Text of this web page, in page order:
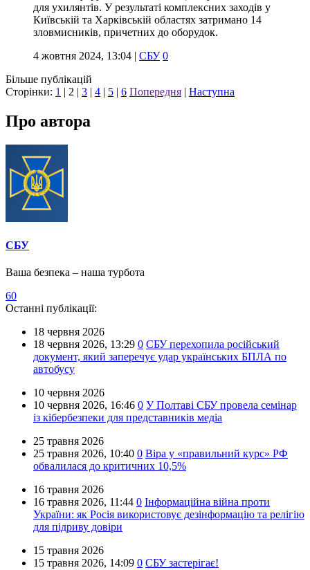
для ухилянтів. У результаті комплексних заходів у
Київській та Харківській областях затримано 14
зловмисників, причетних до оборудок.
4 жовтня 2024, 13:04 | СБУ 0
Більше публікацій
Сторінки: 1 | 2 | 3 | 4 | 5 | 6 Попередня | Наступна
Про автора
СБУ
Ваша безпека – наша турбота
60
Останні публікації:
18 червня 2026
18 червня 2026, 13:29 0 СБУ перехопила російський
документ, який заперечує удар українських БПЛА по
автобусу
10 червня 2026
10 червня 2026, 16:46 0 У Полтаві СБУ провела семінар
із кібербезпеки для представників медіа
25 травня 2026
25 травня 2026, 10:40 0 Віра у «правильний курс» РФ
обвалилася до критичних 10,5%
16 травня 2026
16 травня 2026, 11:44 0 Інформаційна війна проти
України: як Росія використовує дезінформацію та релігію
для підриву довіри
15 травня 2026
15 травня 2026, 14:09 0 СБУ застерігає!